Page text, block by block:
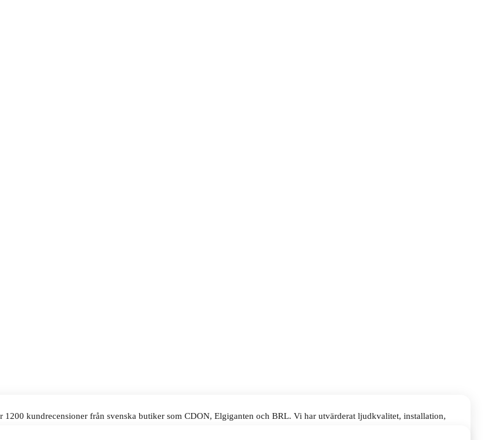
kundrecensioner från svenska butiker som CDON, Elgiganten och BRL. Vi har utvärderat ljudkvalitet, installation,